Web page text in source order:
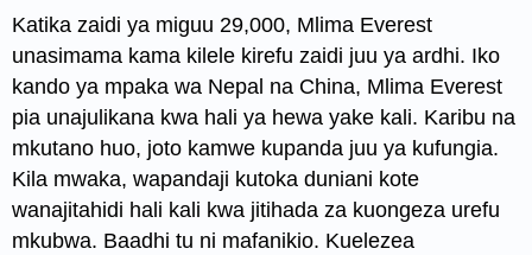
Katika zaidi ya miguu 29,000, Mlima Everest
unasimama kama kilele kirefu zaidi juu ya ardhi. Iko
kando ya mpaka wa Nepal na China, Mlima Everest
pia unajulikana kwa hali ya hewa yake kali. Karibu na
mkutano huo, joto kamwe kupanda juu ya kufungia.
Kila mwaka, wapandaji kutoka duniani kote
wanajitahidi hali kali kwa jitihada za kuongeza urefu
mkubwa. Baadhi tu ni mafanikio. Kuelezea